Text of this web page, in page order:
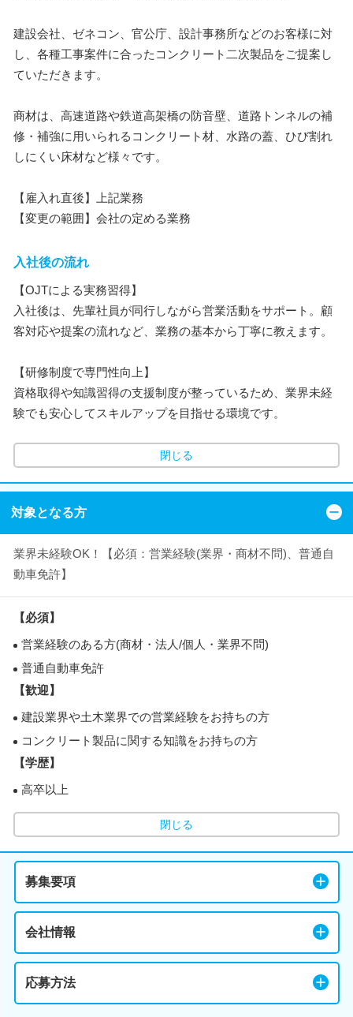
建設会社、ゼネコン、官公庁、設計事務所などのお客様に対
し、各種工事案件に合ったコンクリート二次製品をご提案し
ていただきます。
商材は、高速道路や鉄道高架橋の防音壁、道路トンネルの補
修・補強に用いられるコンクリート材、水路の蓋、ひび割れ
しにくい床材など様々です。
【雇入れ直後】上記業務
【変更の範囲】会社の定める業務
入社後の流れ
【OJTによる実務習得】
入社後は、先輩社員が同行しながら営業活動をサポート。顧
客対応や提案の流れなど、業務の基本から丁寧に教えます。
【研修制度で専門性向上】
資格取得や知識習得の支援制度が整っているため、業界未経
験でも安心してスキルアップを目指せる環境です。
閉じる
対象となる方
業界未経験OK！【必須：営業経験(業界・商材不問)、普通自
動車免許】
【必須】
営業経験のある方(商材・法人/個人・業界不問)
普通自動車免許
【歓迎】
建設業界や土木業界での営業経験をお持ちの方
コンクリート製品に関する知識をお持ちの方
【学歴】
高卒以上
閉じる
募集要項
会社情報
応募方法